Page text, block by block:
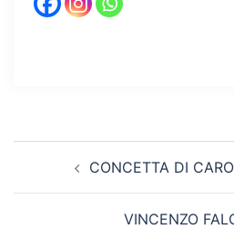
articoloCONCETTA DI
VINCENZO